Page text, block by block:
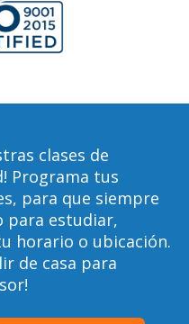
clases de
Programa tus
para que siempre
para estudiar,
horario o ubicación.
de casa para